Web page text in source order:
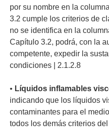
por su nombre en la
3.2 cumple los criterios de
no se identifica en la
Capítulo 3.2, podrá, con la
competente, expedir la
condiciones | 2.1.2.8
• Líquidos inflamables
indicando que los líquidos
contaminantes para el
todos los demás criterios